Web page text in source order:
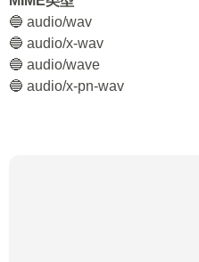
🔵 audio/wav
🔵 audio/x-wav
🔵 audio/wave
🔵 audio/x-pn-wav